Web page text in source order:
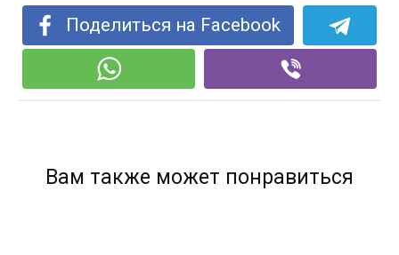
Поделиться на Facebook
Вам также может понравиться